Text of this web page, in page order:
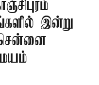
இன்று